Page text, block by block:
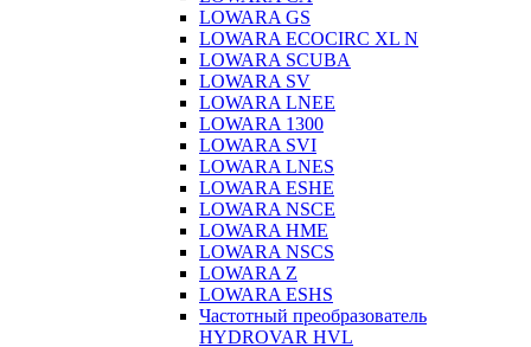
LOWARA GS
LOWARA ECOCIRC XL N
LOWARA SCUBA
LOWARA SV
LOWARA LNEE
LOWARA 1300
LOWARA SVI
LOWARA LNES
LOWARA ESHE
LOWARA NSCE
LOWARA HME
LOWARA NSCS
LOWARA Z
LOWARA ESHS
Частотный преобразователь
HYDROVAR HVL